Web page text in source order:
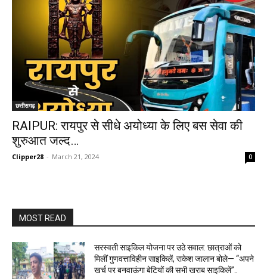
छत्तीसगढ़
RAIPUR: रायपुर से सीधे अयोध्या के लिए बस सेवा की
शुरुआत जल्द…
Clipper28 - March 21, 2024 0
MOST READ
सरस्वती साइकिल योजना पर उठे सवाल: छात्राओं को
मिलीं गुणवत्ताविहीन साइकिलें, राकेश जालान बोले— “अपने
खर्च पर बनवाऊंगा बेटियों की सभी खराब साइकिलें”..